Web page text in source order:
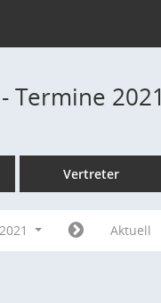
Termine 2021
Vertreter
2021 Aktuell